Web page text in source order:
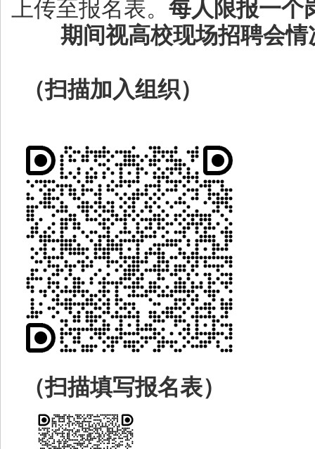
上传至报名表。 每人限报一个
期间视高校现场招聘会情
（扫描加入组织）
（扫描填写报名表）